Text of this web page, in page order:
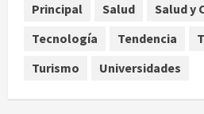
y ciertos
Principal
Salud Salud y
Tecnología
Tendencia
Turismo
Universidades